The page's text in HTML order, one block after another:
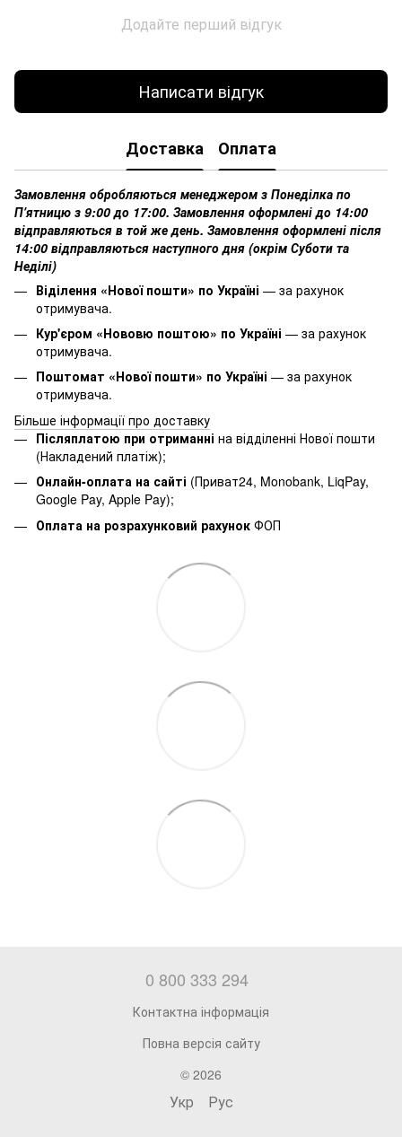
Додайте перший відгук
Написати відгук
Доставка Оплата
Замовлення обробляються менеджером з Понеділка по
Пʼятницю з 9:00 до 17:00. Замовлення оформлені до 14:00
відправляються в той же день. Замовлення оформлені після
14:00 відправляються наступного дня (окрім Суботи та
Неділі)
Віділення «Нової пошти» по Україні — за рахунок
отримувача.
Кур'єром «Нововю поштою» по Україні — за рахунок
отримувача.
Поштомат «Нової пошти» по Україні — за рахунок
отримувача.
Більше інформації про доставку
Післяплатою при отриманні на відділенні Нової пошти
(Накладений платіж);
Онлайн-оплата на сайті (Приват24, Monobank, LiqPay,
Google Pay, Apple Pay);
Оплата на розрахунковий рахунок ФОП
0 800 333 294
Контактна інформація
Повна версія сайту
© 2026
Укр Рус